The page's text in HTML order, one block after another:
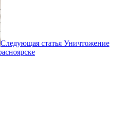
Следующая статья Уничтожение